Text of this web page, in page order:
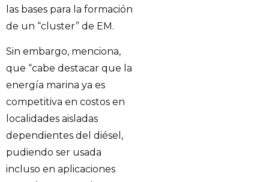
las bases para la formación
de un “cluster” de EM.
Sin embargo, menciona,
que “cabe destacar que la
energía marina ya es
competitiva en costos en
localidades aisladas
dependientes del diésel,
pudiendo ser usada
incluso en aplicaciones